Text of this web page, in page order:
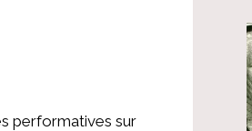
performatives sur